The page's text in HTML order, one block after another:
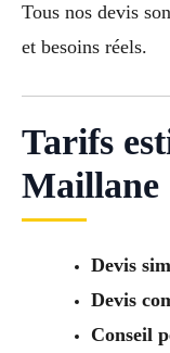
Tous nos devis
et besoins réels.
Tarifs
Maillane
Devis
Devis
Conseil